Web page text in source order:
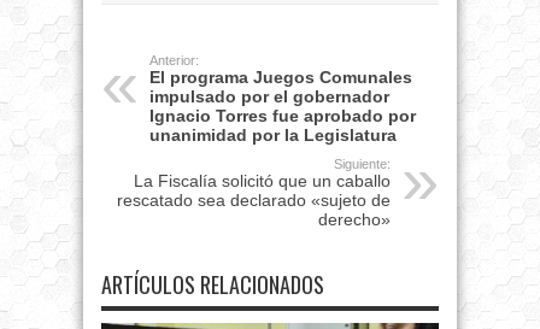
Anterior:
El programa Juegos Comunales
impulsado por el gobernador
Ignacio Torres fue aprobado por
unanimidad por la Legislatura
Siguiente:
La Fiscalía solicitó que un caballo
rescatado sea declarado «sujeto de
derecho»
ARTÍCULOS RELACIONADOS